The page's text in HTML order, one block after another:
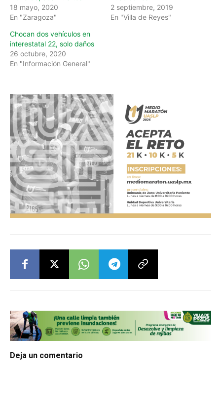
18 mayo, 2020
En "Zaragoza"
2 septiembre, 2019
En "Villa de Reyes"
Chocan dos vehículos en
interestatal 22, solo daños
26 octubre, 2020
En "Información General"
Deja un comentario